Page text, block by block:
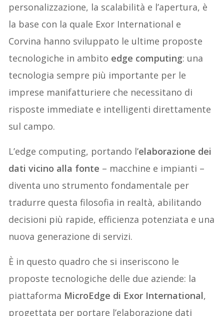
personalizzazione, la scalabilità e l’apertura, è
la base con la quale Exor International e
Corvina hanno sviluppato le ultime proposte
tecnologiche in ambito edge computing: una
tecnologia sempre più importante per le
imprese manifatturiere che necessitano di
risposte immediate e intelligenti direttamente
sul campo.
L’edge computing, portando l’elaborazione dei
dati vicino alla fonte – macchine e impianti –
diventa uno strumento fondamentale per
tradurre questa filosofia in realtà, abilitando
decisioni più rapide, efficienza potenziata e una
nuova generazione di servizi.
È in questo quadro che si inseriscono le
proposte tecnologiche delle due aziende: la
piattaforma MicroEdge di Exor International,
progettata per portare l’elaborazione dati